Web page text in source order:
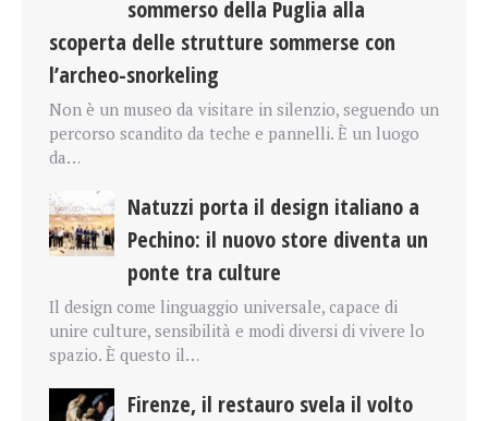
sommerso della Puglia alla
scoperta delle strutture sommerse con
l’archeo-snorkeling
Non è un museo da visitare in silenzio, seguendo un
percorso scandito da teche e pannelli. È un luogo
da…
Natuzzi porta il design italiano a
Pechino: il nuovo store diventa un
ponte tra culture
Il design come linguaggio universale, capace di
unire culture, sensibilità e modi diversi di vivere lo
spazio. È questo il…
Firenze, il restauro svela il volto